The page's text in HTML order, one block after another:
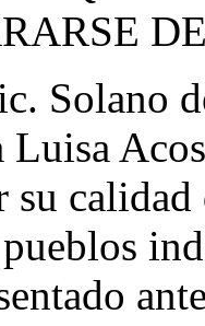
Solano